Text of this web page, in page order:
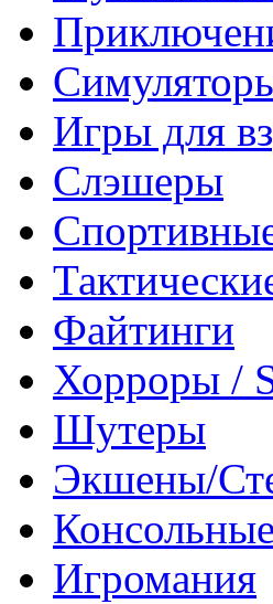
Игры для
Слэшеры
Файтинги
Хорроры /
Шутеры
Экшены/
Игромания